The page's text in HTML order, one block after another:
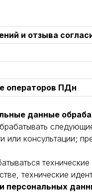
и отзыва
операторов ПДн
данные
или консультации;
технические
персональных